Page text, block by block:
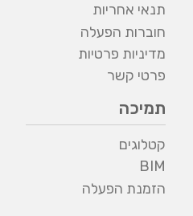
תנאי אחריות
חוברות הפעלה
מדיניות פרטיות
פרטי קשר
תמיכה
קטלוגים
BIM
הזמנת הפעלה